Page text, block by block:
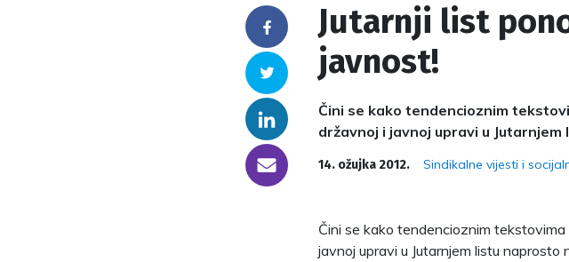
Facebook
Twitter
Linkedin
someone@yoursite.com
Jutarnji list
javnost!
Čini se kako tendencioznim
državnoj i javnoj upravi u
14. ožujka 2012. Sindikalne vijesti i
Čini se kako tendencioznim
javnoj upravi u Jutarnjem listu naprosto